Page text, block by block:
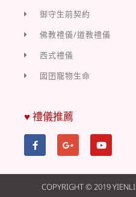
御守生前契約
佛教禮儀/道教禮儀
西式禮儀
囡囝寵物生命
♥ 禮儀推薦
COPYRIGHT © 2019